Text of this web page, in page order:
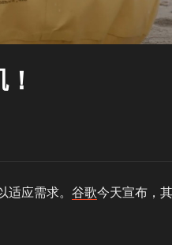
适应需求。 谷歌今天宣布，其